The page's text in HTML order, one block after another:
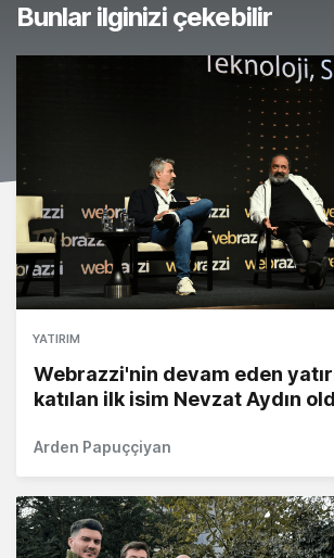
Bunlar ilginizi çekebilir
YATIRIM
Webrazzi'nin devam eden
katılan ilk isim Nevzat Aydın
Arden Papuççiyan